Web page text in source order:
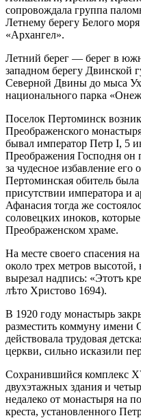
сопровождала группа
Летнему берегу Белого
«Архангел».
Летний берег — берег в
западном берегу Двинской
Северной Двины до мыса
национального парка
Поселок Пертоминск
Преображенского
бывал император Петр I, 5
Преображения Господня он
за чудесное избавление
Пертоминская обитель
присутствии императора и
Афанасия тогда же
соловецких иноков,
Преображенском храме.
На месте своего спасения
около трех метров
вырезал надпись: «Этотъ
лѣто Христово 1694).
В 1920 году монастырь
разместить коммуну имени
действовала трудовая
церкви, сильно исказили
Сохранившийся комплекс
двухэтажных здания и
недалеко от монастыря на
креста, установленного